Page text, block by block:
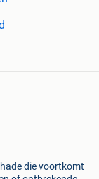
die voortkomt